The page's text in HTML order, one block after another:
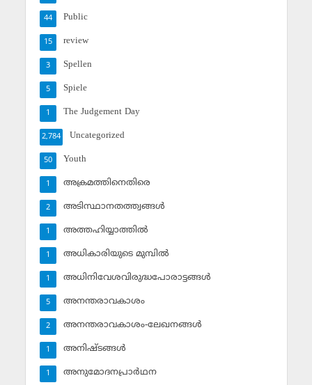
Public
44
review
15
Spellen
3
Spiele
5
The Judgement Day
1
Uncategorized
2,784
Youth
50
അക്രമത്തിനെതിരെ
1
അടിസ്ഥാനതത്ത്വങ്ങള്‍
2
അത്തഹിയ്യാത്തില്‍
1
അധികാരിയുടെ മുമ്പില്‍
1
അധിനിവേശവിരുദ്ധപോരാട്ടങ്ങള്‍
1
അനന്തരാവകാശം
5
അനന്തരാവകാശം-ലേഖനങ്ങള്‍
2
അനിഷ്ടങ്ങള്‍
1
അനുമോദനപ്രാര്‍ഥന
1